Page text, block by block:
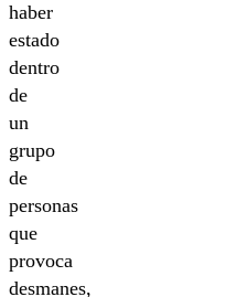
haber
estado
dentro
de
un
grupo
de
personas
que
provoca
desmanes,